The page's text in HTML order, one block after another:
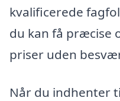
kvalificerede
du kan få præcise
priser uden
Når du indhenter